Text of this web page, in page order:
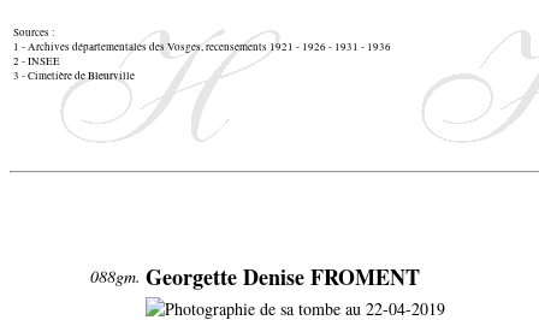
Sources :
1 - Archives départementales des Vosges, recensements 1921 - 1926 - 1931 - 1936
2 - INSEE
3 - Cimetière de Bleurville
088gm. Georgette Denise FROMENT